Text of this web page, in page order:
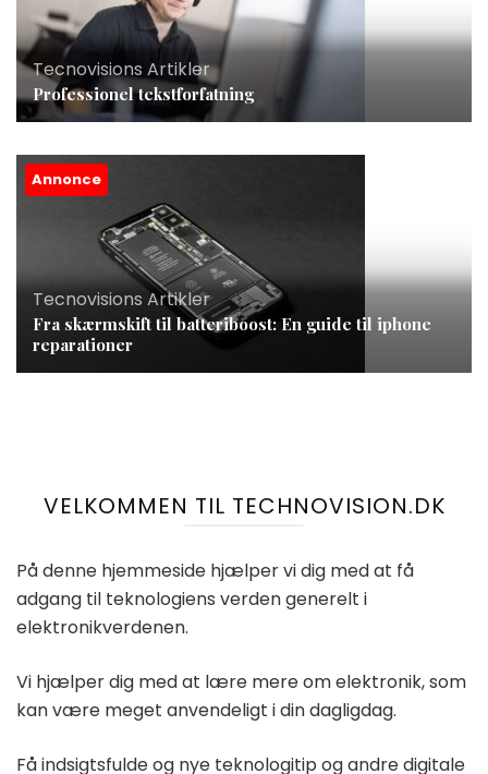
Tecnovisions Artikler
Professionel tekstforfatning
Annonce
Tecnovisions Artikler
Fra skærmskift til batteriboost: En guide til iphone
reparationer
VELKOMMEN TIL TECHNOVISION.DK
På denne hjemmeside hjælper vi dig med at få
adgang til teknologiens verden generelt i
elektronikverdenen.
Vi hjælper dig med at lære mere om elektronik, som
kan være meget anvendeligt i din dagligdag.
Få indsigtsfulde og nye teknologitip og andre digitale